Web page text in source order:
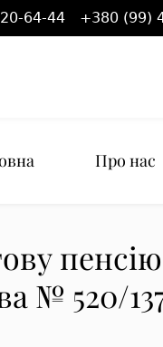
64-44 +380 (99)
Про нас
№ 520/